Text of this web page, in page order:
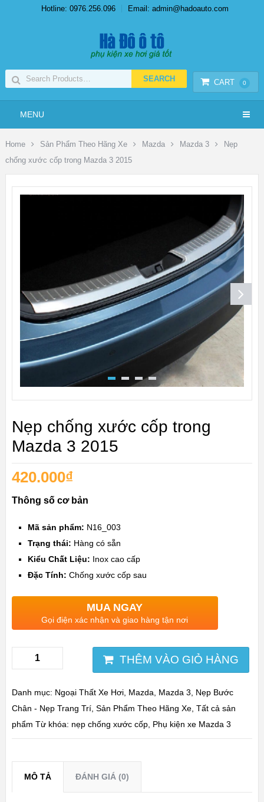
Hotline: 0976.256.096 Email: admin@hadoauto.com
CART 0
MENU
Home Sản Phẩm Theo Hãng Xe Mazda Mazda 3
Nẹp
chống xước cốp trong Mazda 3 2015
Nẹp chống xước cốp trong
Mazda 3 2015
420.000₫
Thông số cơ bản
Mã sản phẩm: N16_003
Trạng thái: Hàng có sẵn
Kiểu Chất Liệu: Inox cao cấp
Đặc Tính: Chống xước cốp sau
MUA NGAY
Gọi điện xác nhận và giao hàng tận nơi
THÊM VÀO GIỎ HÀNG
Danh mục: Ngoại Thất Xe Hơi, Mazda, Mazda 3, Nẹp Bước
Chân - Nẹp Trang Trí, Sản Phẩm Theo Hãng Xe, Tất cả sản
phẩm Từ khóa: nẹp chống xước cốp, Phụ kiện xe Mazda 3
MÔ TẢ ĐÁNH GIÁ (0)